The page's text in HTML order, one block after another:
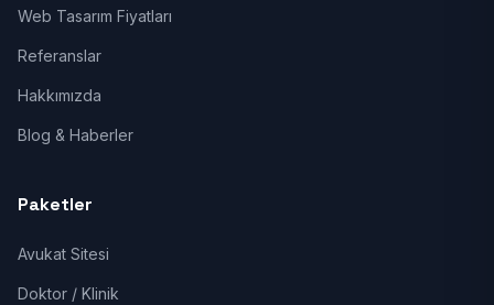
Web Tasarım Fiyatları
Referanslar
Hakkımızda
Blog & Haberler
Paketler
Avukat Sitesi
Doktor / Klinik